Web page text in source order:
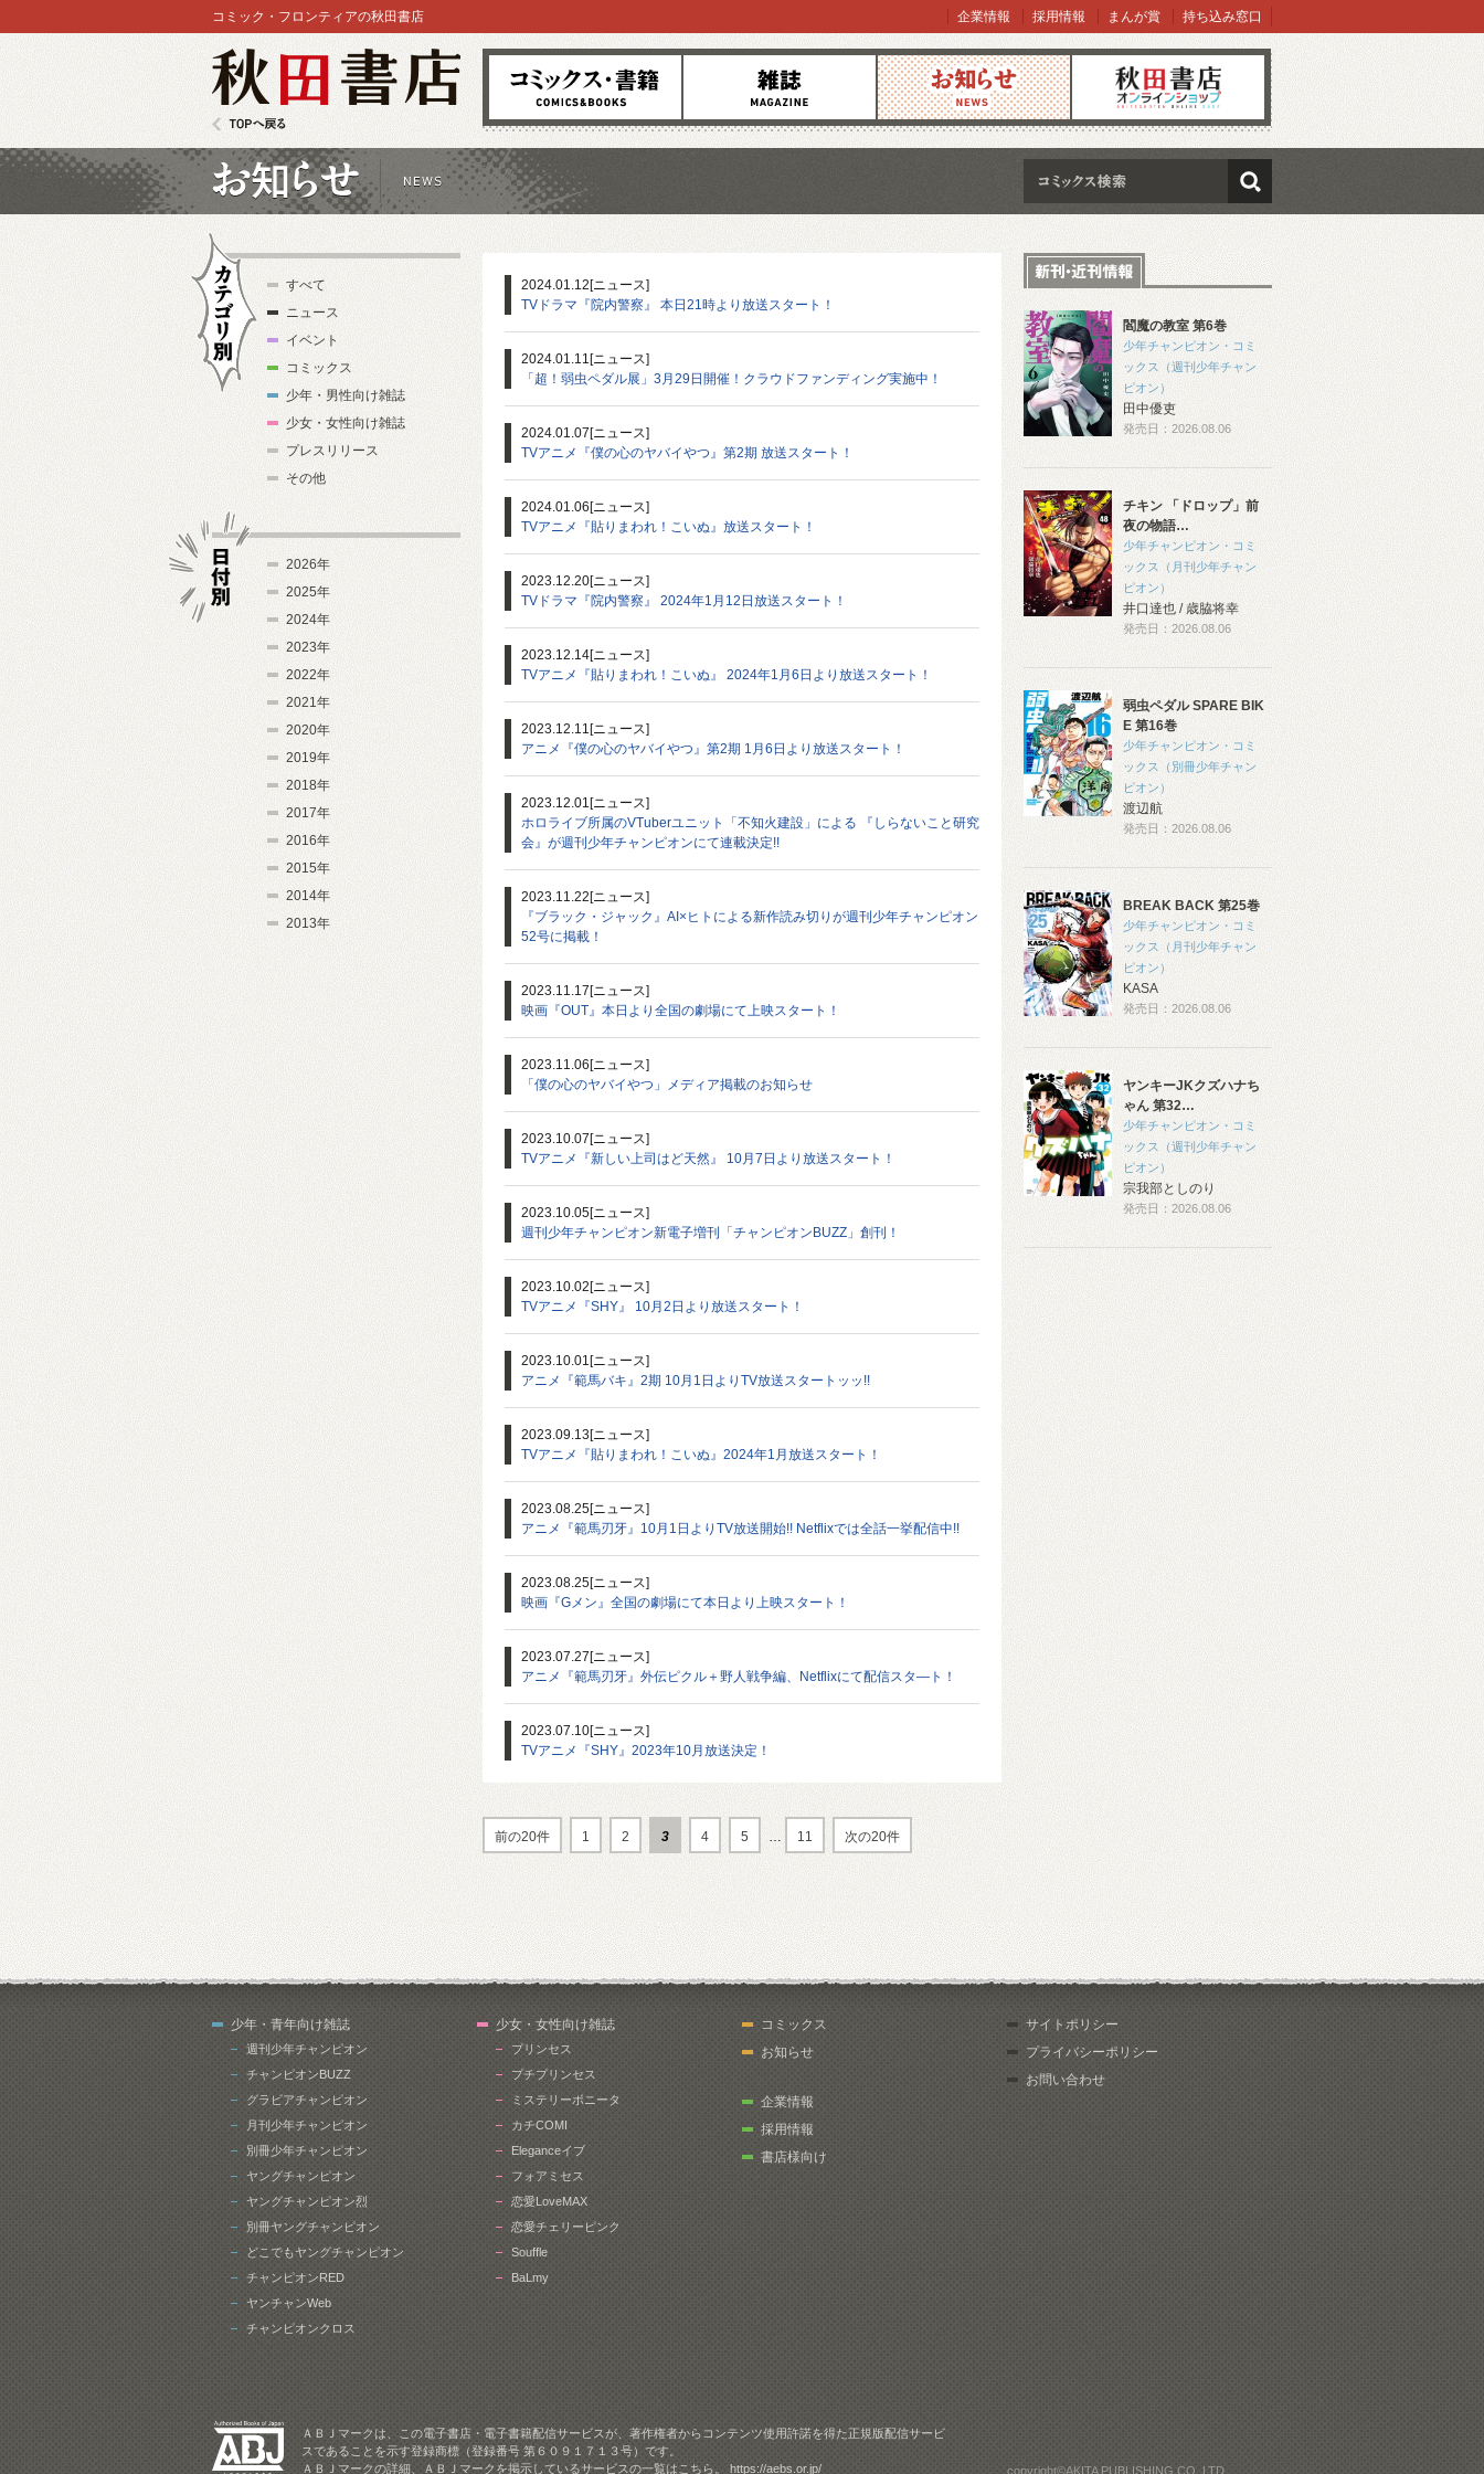
コミックス 雑誌 お知らせ オンラインショップ
コミック・フロンティアの秋田書店 企業情報 採用情報 まんが賞 持ち込み窓口
検索
2024.01.12 [ニュース]
TVドラマ『院内警察』 本日21時より放送スタート！
2024.01.11 [ニュース]
「超！弱虫ペダル展」3月29日開催！クラウドファンディング実施中！
2024.01.07 [ニュース]
TVアニメ『僕の心のヤバイやつ』第2期 放送スタート！
2024.01.06 [ニュース]
TVアニメ『貼りまわれ！こいぬ』放送スタート！
2023.12.20[ニュース]
TVドラマ『院内警察』 2024年1月12日放送スタート！
2023.12.14[ニュース]
TVアニメ『貼りまわれ！こいぬ』 2024年1月6日より放送スタート！
2023.12.11 [ニュース]
アニメ『僕の心のヤバイやつ』第2期 1月6日より放送スタート！
2023.12.01 [ニュース]
ホロライブ所属のVTuberユニット「不知火建設」による 『しらないこと研究
会』が週刊少年チャンピオンにて連載決定!!
2023.11.22 [ニュース]
『ブラック・ジャック』AI×ヒトによる新作読み切りが週刊少年チャンピオン
52号に掲載！
2023.11.17 [ニュース]
映画『OUT』本日より全国の劇場にて上映スタート！
2023.11.06 [ニュース]
「僕の心のヤバイやつ」メディア掲載のお知らせ
2023.10.07 [ニュース]
TVアニメ『新しい上司はど天然』 10月7日より放送スタート！
2023.10.05[ニュース]
週刊少年チャンピオン新電子増刊「チャンピオンBUZZ」創刊！
2023.10.02 [ニュース]
TVアニメ『SHY』 10月2日より放送スタート！
2023.10.01 [ニュース]
アニメ『範馬バキ』2期 10月1日よりTV放送スタートッッ!!
2023.09.13 [ニュース]
TVアニメ『貼りまわれ！こいぬ』2024年1月放送スタート！
2023.08.25[ニュース]
アニメ『範馬刃牙』10月1日よりTV放送開始!! Netflixでは全話一挙配信中!!
2023.08.25[ニュース]
映画『Gメン』全国の劇場にて本日より上映スタート！
2023.07.27 [ニュース]
アニメ『範馬刃牙』外伝ピクル＋野人戦争編、Netflixにて配信スタ―ト！
2023.07.10[ニュース]
TVアニメ『SHY』2023年10月放送決定！
前の20件 1 2 3 4 5 … 11 次の20件
閻魔の教室 第6巻
少年チャンピオン・コミ
ックス（週刊少年チャン
ピオン）
田中優吏
発売日：2026.08.06
チキン 「ドロップ」前
夜の物語…
少年チャンピオン・コミ
ックス（月刊少年チャン
ピオン）
井口達也 / 歳脇将幸
発売日：2026.08.06
弱虫ペダル SPARE BIK
E 第16巻
少年チャンピオン・コミ
ックス（別冊少年チャン
ピオン）
渡辺航
発売日：2026.08.06
BREAK BACK 第25巻
少年チャンピオン・コミ
ックス（月刊少年チャン
ピオン）
KASA
発売日：2026.08.06
ヤンキーJKクズハナち
ゃん 第32…
少年チャンピオン・コミ
ックス（週刊少年チャン
ピオン）
宗我部としのり
発売日：2026.08.06
すべて
ニュース
イベント
コミックス
少年・男性向け雑誌
少女・女性向け雑誌
プレスリリース
その他
2026年
2025年
2024年
2023年
2022年
2021年
2020年
2019年
2018年
2017年
2016年
2015年
2014年
2013年
少年・青年向け雑誌
週刊少年チャンピオン
チャンピオンBUZZ
グラビアチャンピオン
月刊少年チャンピオン
別冊少年チャンピオン
ヤングチャンピオン
ヤングチャンピオン烈
別冊ヤングチャンピオン
どこでもヤングチャンピオン
チャンピオンRED
ヤンチャンWeb
チャンピオンクロス
少女・女性向け雑誌
プリンセス
プチプリンセス
ミステリーボニータ
カチCOMI
Eleganceイブ
フォアミセス
恋愛LoveMAX
恋愛チェリーピンク
Souffle
BaLmy
コミックス
お知らせ
企業情報
採用情報
書店様向け
サイトポリシー
プライバシーポリシー
お問い合わせ
ＡＢＪマークは、この電子書店・電子書籍配信サービスが、著作権者からコンテンツ使用許諾を得た正規版配信サービ
スであることを示す登録商標（登録番号 第６０９１７１３号）です。
ＡＢＪマークの詳細、ＡＢＪマークを掲示しているサービスの一覧はこちら。https://aebs.or.jp/ copyright©AKITA PUBLISHING CO.,LTD.